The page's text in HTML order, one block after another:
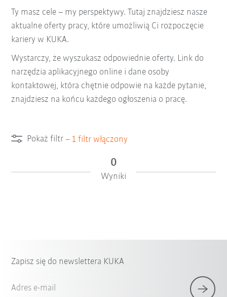
Ty masz cele – my perspektywy. Tutaj znajdziesz nasze
aktualne oferty pracy, które umożliwią Ci rozpoczęcie
kariery w KUKA.
Wystarczy, że wyszukasz odpowiednie oferty. Link do
narzędzia aplikacyjnego online i dane osoby
kontaktowej, która chętnie odpowie na każde pytanie,
znajdziesz na końcu każdego ogłoszenia o pracę.
Pokaż filtr – 1 filtr włączony
0
Wyniki
Zapisz się do newslettera KUKA
Adres e-mail